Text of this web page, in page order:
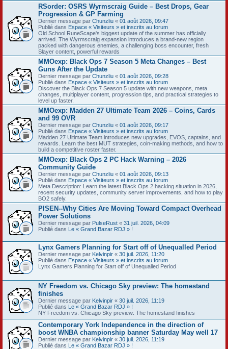
RSorder: OSRS Wyrmscraig Guide – Best Drops, Gear
Progression & GP Farming
Dernier message par Chunzliu « 01 août 2026, 09:47
Publié dans Espace « Visiteurs » et inscrits au forum
Old School RuneScape's biggest update of the summer has officially
arrived. The Wyrmscraig expansion introduces a brand-new region
packed with dangerous enemies, a challenging boss encounter, fresh
Slayer content, powerful rewards
MMOexp: Black Ops 7 Season 5 Meta Changes – Best
Guns After the Update
Dernier message par Chunzliu « 01 août 2026, 09:28
Publié dans Espace « Visiteurs » et inscrits au forum
Discover the Black Ops 7 Season 5 update with new weapons, meta
changes, multiplayer content, progression tips, and practical strategies to
level up faster.
MMOexp: Madden 27 Ultimate Team 2026 – Coins, Cards
and 99 OVR
Dernier message par Chunzliu « 01 août 2026, 09:17
Publié dans Espace « Visiteurs » et inscrits au forum
Madden 27 Ultimate Team introduces new upgrades, EVOS, captains, and
rewards. Learn the best MUT strategies, coin-making methods, and how to
build a competitive roster faster.
MMOexp: Black Ops 2 PC Hack Warning – 2026
Community Guide
Dernier message par Chunzliu « 01 août 2026, 09:13
Publié dans Espace « Visiteurs » et inscrits au forum
Meta Description: Learn the latest Black Ops 2 hacking situation in 2026,
recent security updates, community server improvements, and how to play
BO2 safely.
PISEN--Why Cities Are Moving Toward Compact Overhead
Power Solutions
Dernier message par PulseRust « 31 juil. 2026, 04:09
Publié dans Le « Grand Bazar RDJ » !
Lynx Gamers Planning for Start off of Unequalled Period
Dernier message par Kelvinpir « 30 juil. 2026, 11:20
Publié dans Espace « Visiteurs » et inscrits au forum
Lynx Gamers Planning for Start off of Unequalled Period
NY Freedom vs. Chicago Sky preview: The homestand
finishes
Dernier message par Kelvinpir « 30 juil. 2026, 11:19
Publié dans Le « Grand Bazar RDJ » !
NY Freedom vs. Chicago Sky preview: The homestand finishes
Contemporary York Independence in the direction of
boost WNBA championship banner Saturday May well 17
Dernier message par Kelvinpir « 30 juil. 2026, 11:19
Publié dans Le « Grand Bazar RDJ » !